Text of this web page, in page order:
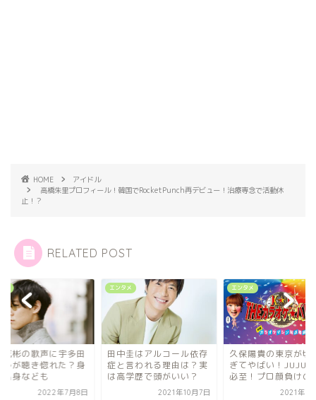
HOME
アイドル
高橋朱里プロフィール！韓国でRocketPunch再デビュー！治療専念で活動休
止！？
RELATED POST
成彬の歌声に宇多田
ルが聴き惚れた？身
出身なども
2022年7月8日
エンタメ
田中圭はアルコール依存
症と言われる理由は？実
は高学歴で頭がいい？
2021年10月7日
エンタメ
久保陽貴の東京が切
ぎてやばい！JUJU
必至！プロ顔負けの
2021年10